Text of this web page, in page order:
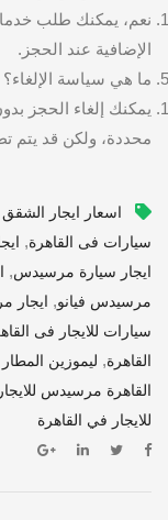
نعم، يمكنك طلب
الإضافية عند الحجز.
ما هي سياسة الإلغاء؟
يمكنك إلغاء الحجز
محددة، ولكن قد يتم
اسعار ايجار
سيارات فى القاهرة,
ايجار سيارة مرسيدس,
مرسيدس فيانو, ايجار
سيارات للايجار فى
القاهرة, ليموزين المطار
القاهرة مرسيدس
للايجار في القاهرة